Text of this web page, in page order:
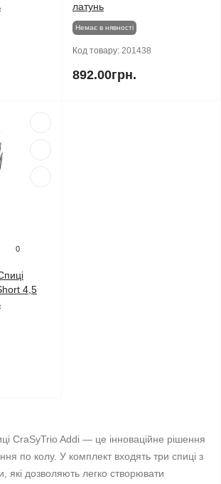
латунь
Немає в нявності
Код товару: 201438
892.00грн.
0
4,5
CraSyTrio Addi — це інноваційне рішення
по колу. У комплект входять три спиці з
які дозволяють легко створювати